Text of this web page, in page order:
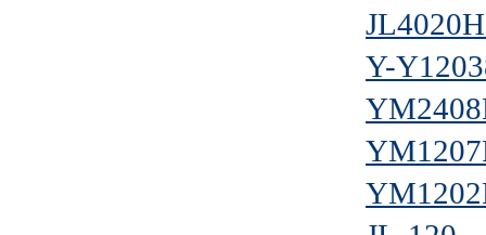
Y-